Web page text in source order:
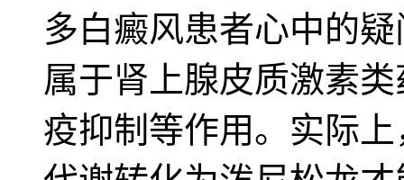
多白癜风患者心中的
属于肾上腺皮质激素
疫抑制等作用。实际